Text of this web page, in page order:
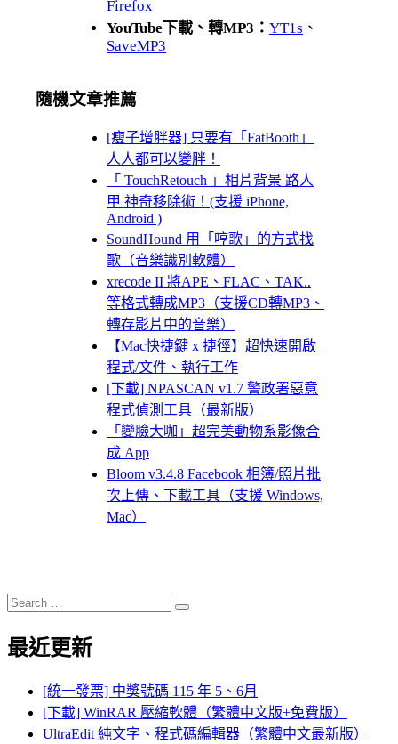
Firefox
YouTube下載、轉MP3： YT1s 、
SaveMP3
隨機文章推薦
[瘦子增胖器] 只要有「FatBooth」
人人都可以變胖！
「 TouchRetouch 」相片背景 路人
甲 神奇移除術！(支援 iPhone,
Android )
SoundHound 用「哼歌」的方式找
歌（音樂識別軟體）
xrecode II 將APE、FLAC、TAK..
等格式轉成MP3（支援CD轉MP3、
轉存影片中的音樂）
【Mac快捷鍵 x 捷徑】超快速開啟
程式/文件、執行工作
[下載] NPASCAN v1.7 警政署惡意
程式偵測工具（最新版）
「變臉大咖」超完美動物系影像合
成 App
Bloom v3.4.8 Facebook 相簿/照片批
次上傳、下載工具（支援 Windows,
Mac）
Search
for:
Search
最近更新
[統一發票] 中獎號碼 115 年 5、6月
[下載] WinRAR 壓縮軟體（繁體中文版+免費版）
UltraEdit 純文字、程式碼編輯器（繁體中文最新版）